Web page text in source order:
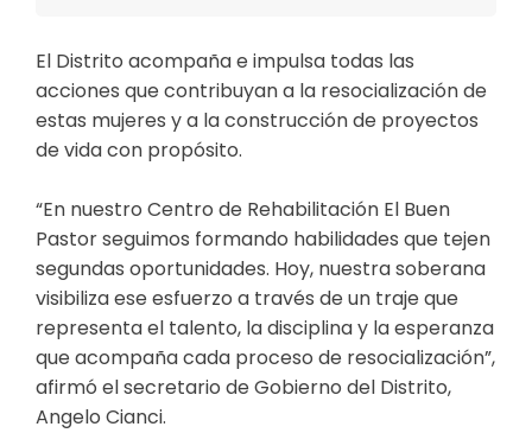
El Distrito acompaña e impulsa todas las
acciones que contribuyan a la resocialización de
estas mujeres y a la construcción de proyectos
de vida con propósito.
“En nuestro Centro de Rehabilitación El Buen
Pastor seguimos formando habilidades que tejen
segundas oportunidades. Hoy, nuestra soberana
visibiliza ese esfuerzo a través de un traje que
representa el talento, la disciplina y la esperanza
que acompaña cada proceso de resocialización”,
afirmó el secretario de Gobierno del Distrito,
Angelo Cianci.